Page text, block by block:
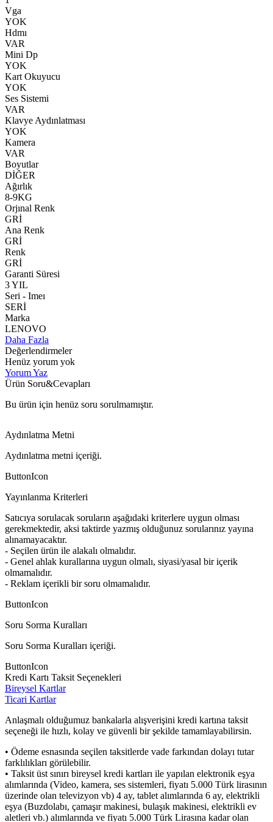
Vga
YOK
Hdmı
VAR
Mini Dp
YOK
Kart Okuyucu
YOK
Ses Sistemi
VAR
Klavye Aydınlatması
YOK
Kamera
VAR
Boyutlar
DİĞER
Ağırlık
8-9KG
Orjınal Renk
GRİ
Ana Renk
GRİ
Renk
GRİ
Garanti Süresi
3 YIL
Seri - Imeı
SERİ
Marka
LENOVO
Daha Fazla
Değerlendirmeler
Henüz yorum yok
Yorum Yaz
Ürün Soru&Cevapları
Bu ürün için henüz soru sorulmamıştır.
Aydınlatma Metni
Aydınlatma metni içeriği.
ButtonIcon
Yayınlanma Kriterleri
Satıcıya sorulacak soruların aşağıdaki kriterlere uygun olması
gerekmektedir, aksi taktirde yazmış olduğunuz sorularınız yayına
alınamayacaktır.
- Seçilen ürün ile alakalı olmalıdır.
- Genel ahlak kurallarına uygun olmalı, siyasi/yasal bir içerik
olmamalıdır.
- Reklam içerikli bir soru olmamalıdır.
ButtonIcon
Soru Sorma Kuralları
Soru Sorma Kuralları içeriği.
ButtonIcon
Kredi Kartı Taksit Seçenekleri
Bireysel Kartlar
Ticari Kartlar
Anlaşmalı olduğumuz bankalarla alışverişini kredi kartına taksit
seçeneği ile hızlı, kolay ve güvenli bir şekilde tamamlayabilirsin.
• Ödeme esnasında seçilen taksitlerde vade farkından dolayı tutar
farklılıkları görülebilir.
• Taksit üst sınırı bireysel kredi kartları ile yapılan elektronik eşya
alımlarında (Video, kamera, ses sistemleri, fiyatı 5.000 Türk lirasının
üzerinde olan televizyon vb) 4 ay, tablet alımlarında 6 ay, elektrikli
eşya (Buzdolabı, çamaşır makinesi, bulaşık makinesi, elektrikli ev
aletleri vb.) alımlarında ve fiyatı 5.000 Türk Lirasına kadar olan